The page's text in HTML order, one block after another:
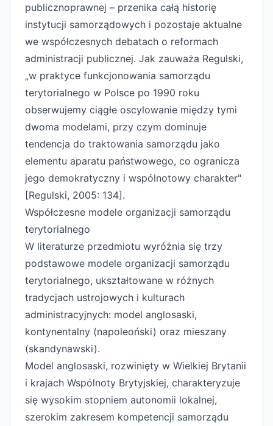
publicznoprawnej – przenika całą historię
instytucji samorządowych i pozostaje aktualne
we współczesnych debatach o reformach
administracji publicznej. Jak zauważa Regulski,
„w praktyce funkcjonowania samorządu
terytorialnego w Polsce po 1990 roku
obserwujemy ciągłe oscylowanie między tymi
dwoma modelami, przy czym dominuje
tendencja do traktowania samorządu jako
elementu aparatu państwowego, co ogranicza
jego demokratyczny i wspólnotowy charakter"
[Regulski, 2005: 134].
Współczesne modele organizacji samorządu
terytorialnego
W literaturze przedmiotu wyróżnia się trzy
podstawowe modele organizacji samorządu
terytorialnego, ukształtowane w różnych
tradycjach ustrojowych i kulturach
administracyjnych: model anglosaski,
kontynentalny (napoleoński) oraz mieszany
(skandynawski).
Model anglosaski, rozwinięty w Wielkiej Brytanii
i krajach Wspólnoty Brytyjskiej, charakteryzuje
się wysokim stopniem autonomii lokalnej,
szerokim zakresem kompetencji samorządu